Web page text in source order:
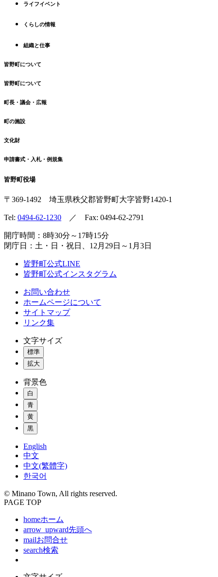
ライフイベント
くらしの情報
組織と仕事
皆野町について
皆野町について
町長・議会・広報
町の施設
文化財
申請書式・入札・例規集
皆野町役場
〒369-1492 埼玉県秩父郡皆野町大字皆野1420-1
Tel: 0494-62-1230 ／ Fax: 0494-62-2791
開庁時間：8時30分～17時15分
閉庁日：土・日・祝日、12月29日～1月3日
皆野町公式LINE
皆野町公式インスタグラム
お問い合わせ
ホームページについて
サイトマップ
リンク集
文字サイズ
標準
拡大
背景色
白
青
黄
黒
English
中文
中文(繁體字)
한국어
© Minano Town, All rights reserved.
PAGE TOP
homeホーム
arrow_upward先頭へ
mailお問合せ
search検索